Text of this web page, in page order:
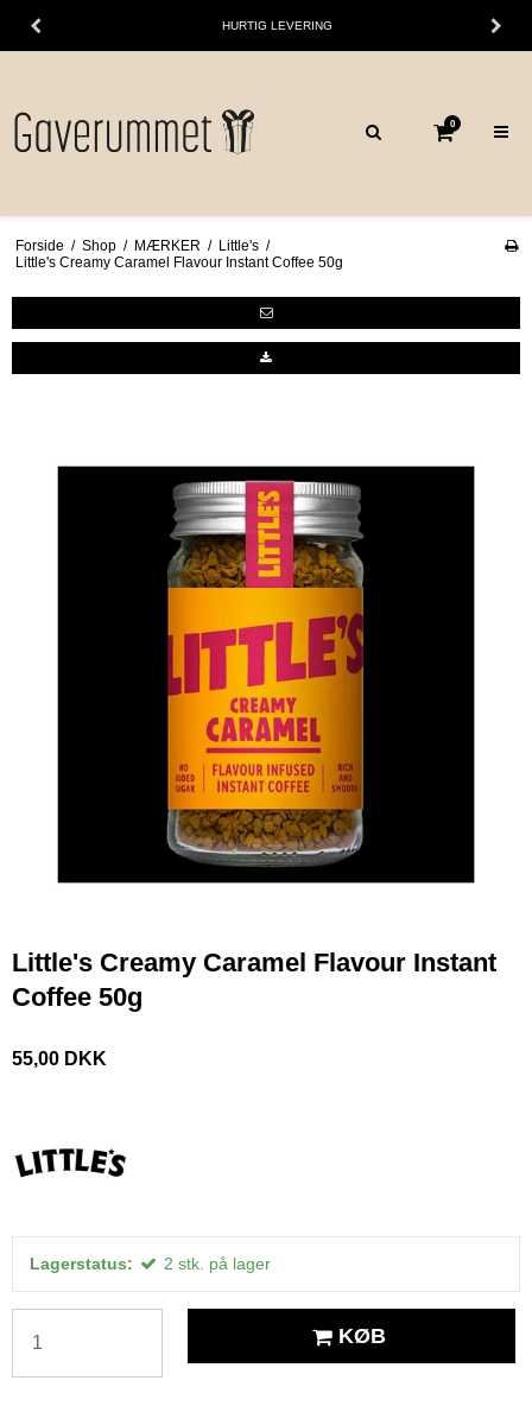
HURTIG LEVERING
0
Forside / Shop / MÆRKER / Little's /
Little's Creamy Caramel Flavour Instant Coffee 50g
Little's Creamy Caramel Flavour Instant
Coffee 50g
55,00 DKK
Lagerstatus: 2 stk. på lager
KØB